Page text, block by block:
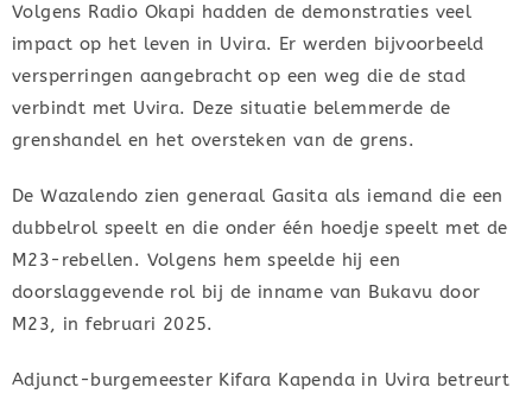
Volgens Radio Okapi hadden de demonstraties veel
impact op het leven in Uvira. Er werden bijvoorbeeld
versperringen aangebracht op een weg die de stad
verbindt met Uvira. Deze situatie belemmerde de
grenshandel en het oversteken van de grens.
De Wazalendo zien generaal Gasita als iemand die een
dubbelrol speelt en die onder één hoedje speelt met de
M23-rebellen. Volgens hem speelde hij een
doorslaggevende rol bij de inname van Bukavu door
M23, in februari 2025.
Adjunct-burgemeester Kifara Kapenda in Uvira betreurt